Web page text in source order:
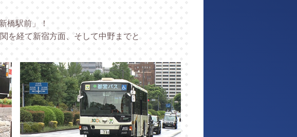
橋駅前」！
を経て新宿方面、そして中野までと